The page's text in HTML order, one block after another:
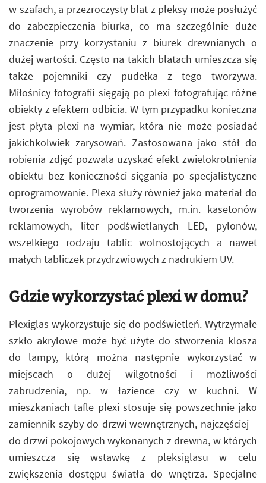
w szafach, a przezroczysty blat z pleksy może posłużyć
do zabezpieczenia biurka, co ma szczególnie duże
znaczenie przy korzystaniu z biurek drewnianych o
dużej wartości. Często na takich blatach umieszcza się
także pojemniki czy pudełka z tego tworzywa.
Miłośnicy fotografii sięgają po plexi fotografując różne
obiekty z efektem odbicia. W tym przypadku konieczna
jest płyta plexi na wymiar, która nie może posiadać
jakichkolwiek zarysowań. Zastosowana jako stół do
robienia zdjęć pozwala uzyskać efekt zwielokrotnienia
obiektu bez konieczności sięgania po specjalistyczne
oprogramowanie. Plexa służy również jako materiał do
tworzenia wyrobów reklamowych, m.in. kasetonów
reklamowych, liter podświetlanych LED, pylonów,
wszelkiego rodzaju tablic wolnostojących a nawet
małych tabliczek przydrzwiowych z nadrukiem UV.
Gdzie wykorzystać plexi w domu?
Plexiglas wykorzystuje się do podświetleń. Wytrzymałe
szkło akrylowe może być użyte do stworzenia klosza
do lampy, którą można następnie wykorzystać w
miejscach o dużej wilgotności i możliwości
zabrudzenia, np. w łazience czy w kuchni. W
mieszkaniach tafle plexi stosuje się powszechnie jako
zamiennik szyby do drzwi wewnętrznych, najczęściej –
do drzwi pokojowych wykonanych z drewna, w których
umieszcza się wstawkę z pleksiglasu w celu
zwiększenia dostępu światła do wnętrza. Specjalne